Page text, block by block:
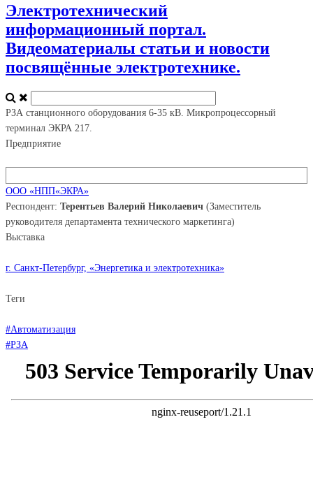
Электротехнический
информационный портал.
Видеоматериалы статьи и новости
посвящённые электротехнике.
РЗА станционного оборудования 6-35 кВ. Микропроцессорный
терминал ЭКРА 217.
Предприятие
ООО «НПП«ЭКРА»
Респондент: Терентьев Валерий Николаевич (Заместитель
руководителя департамента технического маркетинга)
Выставка
г. Санкт-Петербург, «Энергетика и электротехника»
Теги
#Автоматизация
#РЗА